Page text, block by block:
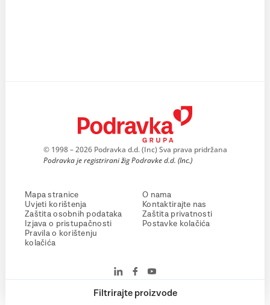
Filtrirajte proizvode
© 1998 – 2026 Podravka d.d. (Inc) Sva prava pridržana
Podravka je registrirani žig Podravke d.d. (Inc.)
Mapa stranice
Uvjeti korištenja
Zaštita osobnih podataka
Izjava o pristupačnosti
Pravila o korištenju
kolačića
O nama
Kontaktirajte nas
Zaštita privatnosti
Postavke kolačića